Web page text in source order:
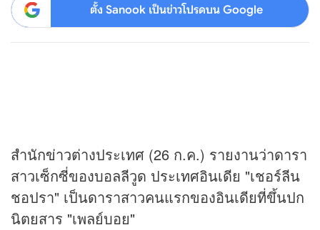
ตั้ง Sanook เป็นข่าวโปรดบน Google
สำนักข่าวต่างประเทศ (26 ก.ค.) รายงานว่าดารา
สาวเซ็กซี่ของบอลลีวูด ประเทศอินเดีย "เชอร์ลีน
ชอปรา" เป็นดาราสาวคนแรกของอินเดียที่ขึ้นปก
นิตยสาร "เพลย์บอย"